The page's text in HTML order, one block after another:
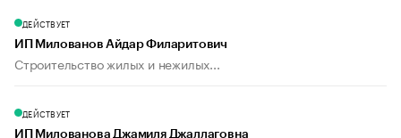
ДЕЙСТВУЕТ
ИП Милованов Айдар Филаритович
Строительство жилых и нежилых...
ДЕЙСТВУЕТ
ИП Милованова Джамиля Джаллаговна